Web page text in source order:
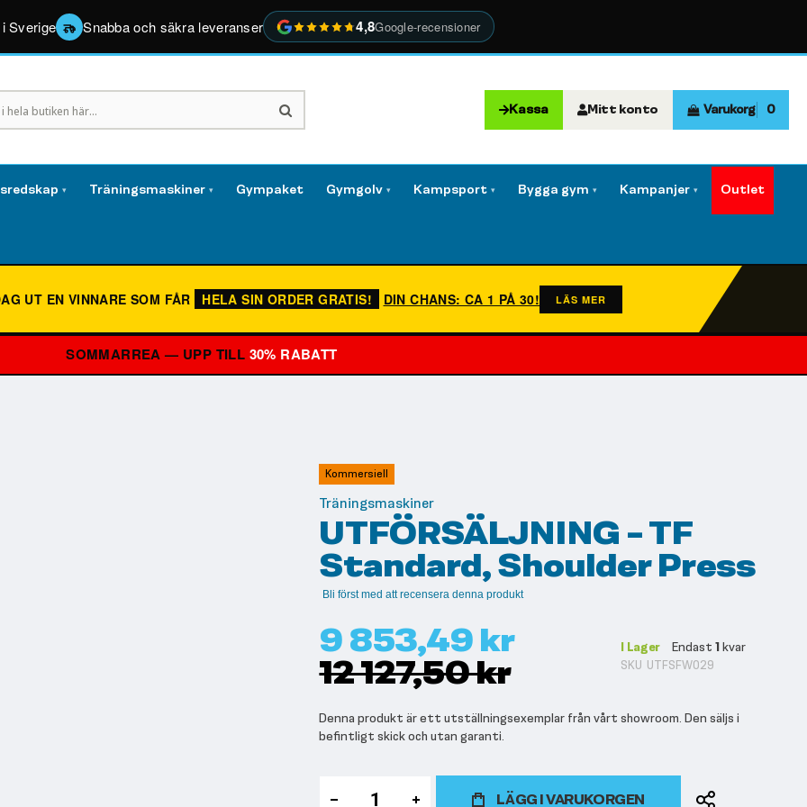
Sverige Snabba och säkra leveranser 4,8Google-recensioner
Kassa Mitt konto Varukorg 0
▾ Träningsmaskiner ▾ Gympaket Gymgolv ▾ Kampsport ▾ Bygga gym ▾ Kampanjer ▾ Outlet
UT EN VINNARE SOM FÅR HELA SIN ORDER GRATIS! DIN CHANS: CA 1 PÅ 30! LÄS MER
SOMMARREA — UPP TILL 30% RABATT
Kommersiell
Träningsmaskiner
UTFÖRSÄLJNING - TF
Standard, Shoulder Press
Bli först med att recensera denna produkt
9 853,49 kr
12 127,50 kr
I Lager Endast1kvar
SKU UTFSFW029
Denna produkt är ett utställningsexemplar från vårt showroom. Den säljs i
befintligt skick och utan garanti.
LÄGG I VARUKORGEN